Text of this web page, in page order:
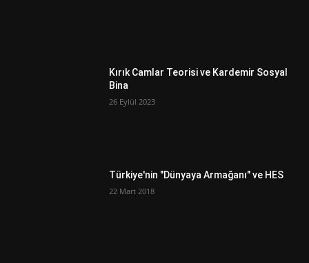
Kırık Camlar Teorisi ve Kardemir Sosyal
Bina
26 Eylül 2023
Türkiye'nin "Dünyaya Armağanı" ve HES
22 Mart 2018